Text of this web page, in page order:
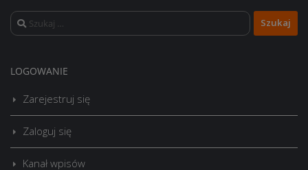
Szukaj:
LOGOWANIE
Zarejestruj się
Zaloguj się
Kanał wpisów